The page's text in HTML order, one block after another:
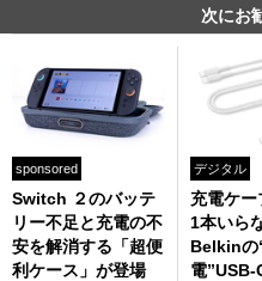
次にお
sponsored
Switch ２のバッテ
リー不足と充電の不
安を解消する「超便
利ケース」が登場
デジタル
充電ケー
1本いら
Belkinの
電”USB-